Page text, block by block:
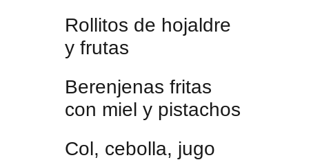
Rollitos de hojaldre
y frutas
Berenjenas fritas
con miel y pistachos
Col, cebolla, jugo